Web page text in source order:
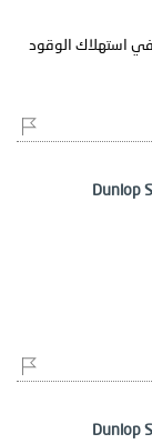
في استهلاك الوقود